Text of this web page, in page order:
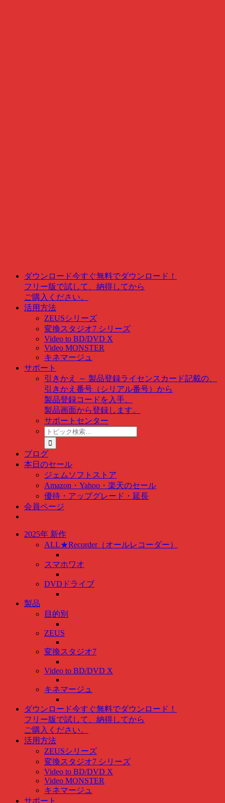
ダウンロード今すぐ無料でダウンロード！
フリー版で試して、納得してから
ご購入ください。
活用方法
ZEUSシリーズ
変換スタジオ7 シリーズ
Video to BD/DVD X
Video MONSTER
キネマージュ
サポート
引きかえ ～ 製品登録ライセンスカード記載の、
引きかえ番号（シリアル番号）から
製品登録コードを入手、
製品画面から登録します。
サポートセンター
ト
ピ
ッ
ク
検
索
…
ブログ
本日のセール
ジェムソフトストア
Amazon・Yahoo・楽天のセール
優待・アップグレード・延長
会員ページ
2025年 新作
ALL★Recorder（オールレコーダー）
スマホワオ
DVDドライブ
製品
目的別
ZEUS
変換スタジオ7
Video to BD/DVD X
キネマージュ
ダウンロード今すぐ無料でダウンロード！
フリー版で試して、納得してから
ご購入ください。
活用方法
ZEUSシリーズ
変換スタジオ7 シリーズ
Video to BD/DVD X
Video MONSTER
キネマージュ
サポート